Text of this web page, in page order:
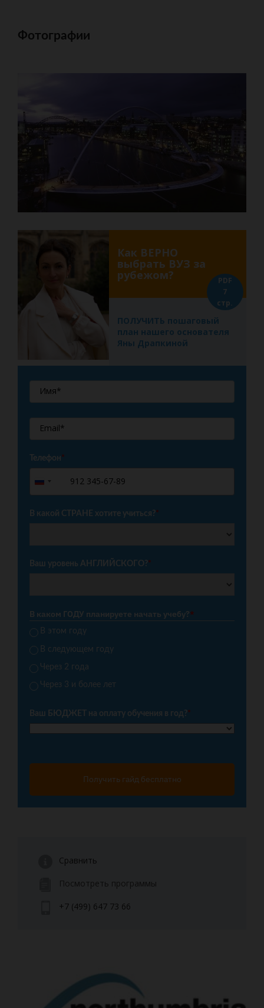
Фотографии
Как ВЕРНО
выбрать ВУЗ за
рубежом?
ПОЛУЧИТЬ пошаговый
план нашего основателя
Яны Драпкиной
PDF
7
стр.
Телефон*
Russia
+7
В какой СТРАНЕ хотите учиться?*
Ваш уровень АНГЛИЙСКОГО?*
В каком ГОДУ планируете начать учебу?*
В этом году
В следующем году
Через 2 года
Через 3 и более лет
Ваш БЮДЖЕТ на оплату обучения в год?*
Получить гайд бесплатно
Сравнить
Посмотреть программы
+7 (499) 647 73 66